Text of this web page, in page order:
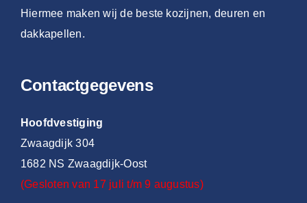
Hiermee maken wij de beste kozijnen, deuren en
dakkapellen.
Contactgegevens
Hoofdvestiging
Zwaagdijk 304
1682 NS Zwaagdijk-Oost
(Gesloten van 17 juli t/m 9 augustus)